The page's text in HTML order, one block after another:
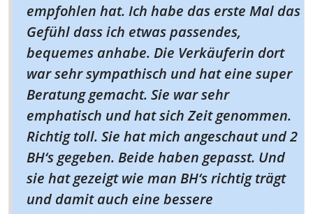
empfohlen hat. Ich habe das erste Mal das
Gefühl dass ich etwas passendes,
bequemes anhabe. Die Verkäuferin dort
war sehr sympathisch und hat eine super
Beratung gemacht. Sie war sehr
emphatisch und hat sich Zeit genommen.
Richtig toll. Sie hat mich angeschaut und 2
BH‘s gegeben. Beide haben gepasst. Und
sie hat gezeigt wie man BH‘s richtig trägt
und damit auch eine bessere